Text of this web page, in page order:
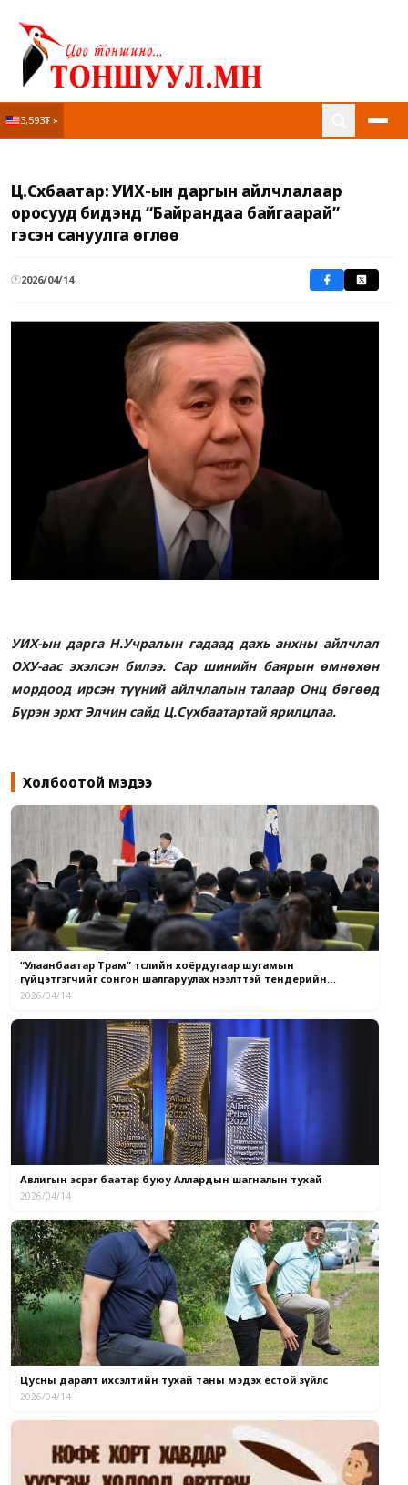
3,593₮ »
Онцлох мэдээ
Спорт
Ц.Сүхбаатар: УИХ-ын даргын айлчлалаар
оросууд бидэнд “Байрандаа байгаарай”
гэсэн сануулга өглөө
🕐2026/04/14
УИХ-ын дарга Н.Учралын гадаад дахь анхны айлчлал
ОХУ-аас эхэлсэн билээ. Сар шинийн баярын өмнөхөн
мордоод ирсэн түүний айлчлалын талаар Онц бөгөөд
Бүрэн эрхт Элчин сайд Ц.Сүхбаатартай ярилцлаа.
Холбоотой мэдээ
“Улаанбаатар Трам” төслийн хоёрдугаар шугамын
гүйцэтгэгчийг сонгон шалгаруулах нээлттэй тендерийн
материал хүлээн авч байна
2026/04/14
Авлигын эсрэг баатар буюу Аллардын шагналын тухай
2026/04/14
Цусны даралт ихсэлтийн тухай таны мэдэх ёстой зүйлс
2026/04/14